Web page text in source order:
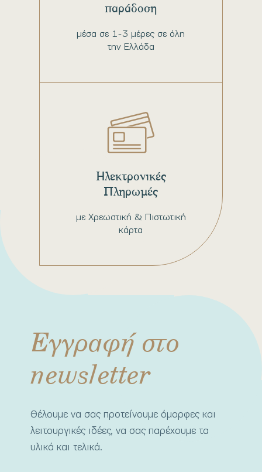
μέσα σε 1-3 μέρες σε όλη
την Ελλάδα
παράδοση
με Χρεωστική & Πιστωτική
κάρτα
Ηλεκτρονικές
Πληρωμές
Εγγραφή στο
newsletter
Θέλουμε να σας προτείνουμε όμορφες και
λειτουργικές ιδέες, να σας παρέχουμε τα
υλικά και τελικά.